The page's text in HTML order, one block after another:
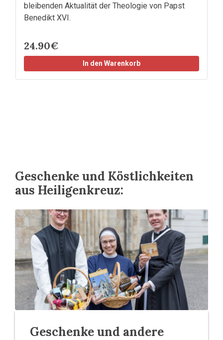
bleibenden Aktualität der Theologie von Papst
Benedikt XVI.
24.90€
In den Warenkorb
Geschenke und Köstlichkeiten
aus Heiligenkreuz:
Geschenke und andere